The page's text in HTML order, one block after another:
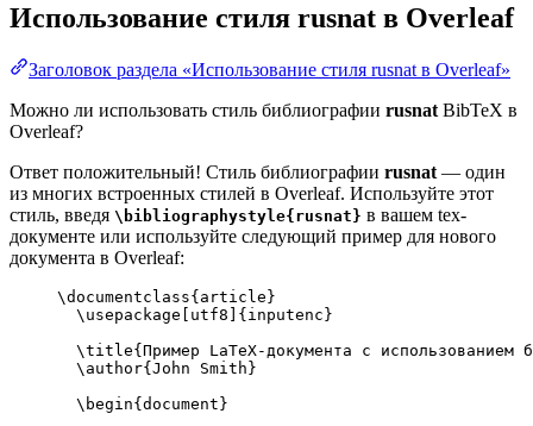
Использование стиля rusnat в Overleaf
Заголовок раздела «Использование стиля rusnat в Overleaf»
Можно ли использовать стиль библиографии rusnatBibTeX в
Overleaf?
Ответ положительный! Стиль библиографии rusnat— один
из многих встроенных стилей в Overleaf. Используйте этот
стиль, введя \bibliographystyle{rusnat} в вашем tex-
документе или используйте следующий пример для нового
документа в Overleaf:
\documentclass{ article }
\usepackage
utf8 ]{ inputenc }
\title{Пример LaTeX-документа с
\author{John Smith}
\begin{ document }